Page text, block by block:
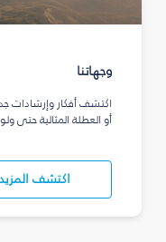
وجهاتنا
اكتشف أفكار وإرشادات
أو العطلة المثالية حتى
اكتشف